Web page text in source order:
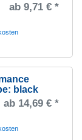
ab 9,71 € *
black
ab 14,69 € *